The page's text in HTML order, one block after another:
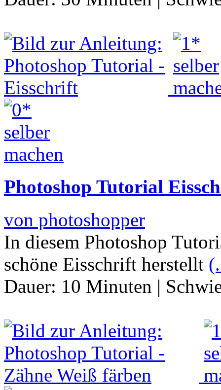
Photoshop Tutorial
von photoshopper
In diesem Photoshop
schöne Eisschrift herstellt
Dauer: 10 Minuten |